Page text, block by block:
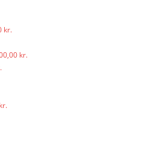
kr.
kr.